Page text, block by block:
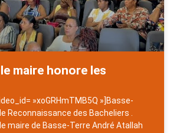
maire honore les
»xoGRHmTMB5Q »]Basse-
Reconnaissance des Bacheliers .
maire de Basse-Terre André Atallah